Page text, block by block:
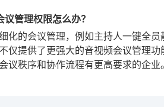
管理权限怎么办？
化的会议管理，例如主持人一键全
仅提供了更强大的音视频会议管理
议秩序和协作流程有更高要求的企业